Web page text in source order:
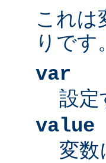
これは
りです。
var
設定
value
変数